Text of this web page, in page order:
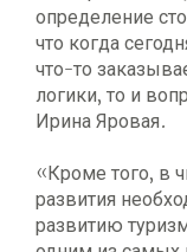
определение
что когда
что-то
логики, то и
Ирина Яровая.
«Кроме того, в
развития
развитию